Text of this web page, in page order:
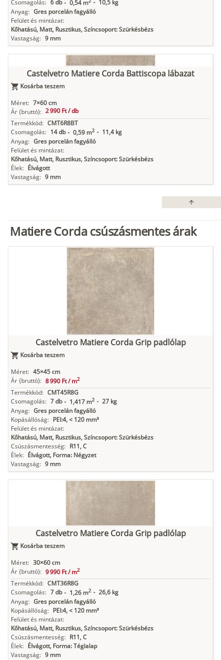
Csomagolás: 6 db - 0,54 m - 10,5 kg
Anyag: Gres porcelán fagyálló
Felület és mintázat:
Kőhatású, Matt, Rusztikus, Színcsoport: Szürkésbézs
Vastagság: 9 mm
Castelvetro Matiere Corda Battiscopa lábazat
Kosárba teszem
Méret: 7×60 cm
Ár (bruttó): 2 990 Ft /db
Termékkód: CMT6R8BT
Csomagolás: 14 db - 0,59 m2 - 11,4 kg
Anyag: Gres porcelán fagyálló
Felület és mintázat:
Kőhatású, Matt, Rusztikus, Színcsoport: Szürkésbézs
Élek: Élvágott
Vastagság: 9 mm
arrow_upward
Matiere Corda csúszásmentes árak
Castelvetro Matiere Corda Grip padlólap
Kosárba teszem
Méret: 45×45 cm
Ár (bruttó): 8 990 Ft /m2
Termékkód: CMT45R8G
Csomagolás: 7 db - 1,417 m2 - 27 kg
Anyag: Gres porcelán fagyálló
Kopásállóság: PEI:4, < 120 mm³
Felület és mintázat:
Kőhatású, Matt, Rusztikus, Színcsoport: Szürkésbézs
Csúszásmentesség: R11, C
Élek: Élvágott, Forma: Négyzet
Vastagság: 9 mm
Castelvetro Matiere Corda Grip padlólap
Kosárba teszem
Méret: 30×60 cm
Ár (bruttó): 9 990 Ft /m2
Termékkód: CMT36R8G
Csomagolás: 7 db - 1,26 m2 - 26,6 kg
Anyag: Gres porcelán fagyálló
Kopásállóság: PEI:4, < 120 mm³
Felület és mintázat:
Kőhatású, Matt, Rusztikus, Színcsoport: Szürkésbézs
Csúszásmentesség: R11, C
Élek: Élvágott, Forma: Téglalap
Vastagság: 9 mm